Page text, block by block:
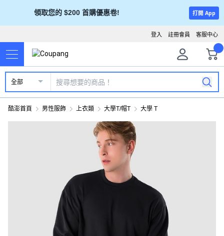
領取您的 $200 首購優惠卷! 打開 App
客服中心
註冊會員
登入
全部
酷澎首頁 男性服飾 上衣類 大學T/帽T 大學 T